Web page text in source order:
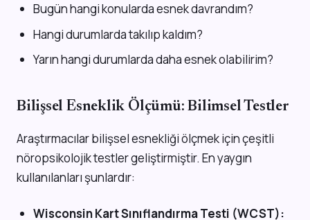
Bugün hangi konularda esnek davrandım?
Hangi durumlarda takılıp kaldım?
Yarın hangi durumlarda daha esnek olabilirim?
Bilişsel Esneklik Ölçümü: Bilimsel Testler
Araştırmacılar bilişsel esnekliği ölçmek için çeşitli
nöropsikolojik testler geliştirmiştir. En yaygın
kullanılanları şunlardır:
Wisconsin Kart Sınıflandırma Testi (WCST):